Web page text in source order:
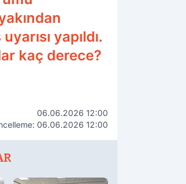
yapıldı.
kaç derece?
06.06.2026 12:00
06.06.2026 12:00